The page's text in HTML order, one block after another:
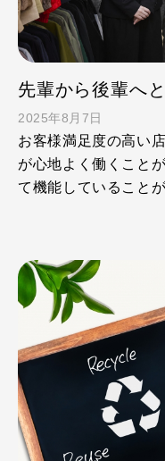
2025年8月7日
お客様満足度の高い
が心地よく働くこと
て機能していること